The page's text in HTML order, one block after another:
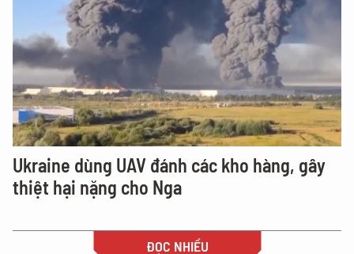
Ukraine dùng UAV đánh các kho hàng, gây
thiệt hại nặng cho Nga
ĐỌC NHIỀU